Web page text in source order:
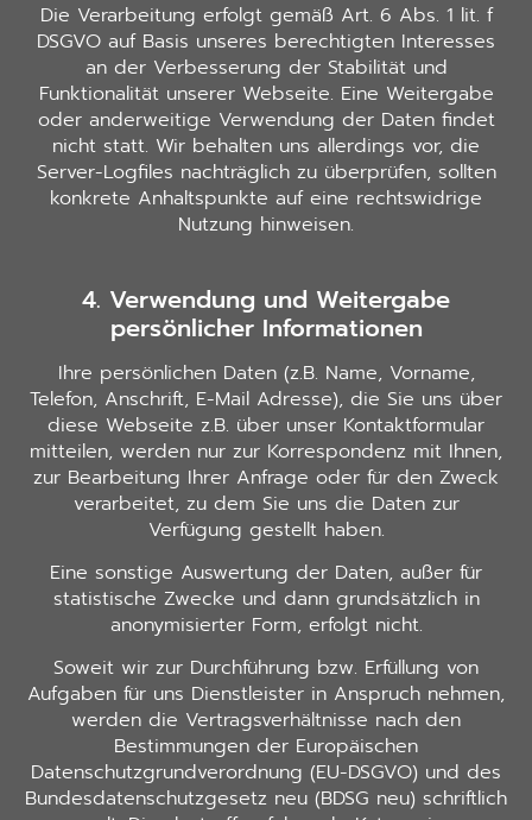
Die Verarbeitung erfolgt gemäß Art. 6 Abs. 1 lit. f
DSGVO auf Basis unseres berechtigten Interesses
an der Verbesserung der Stabilität und
Funktionalität unserer Webseite. Eine Weitergabe
oder anderweitige Verwendung der Daten findet
nicht statt. Wir behalten uns allerdings vor, die
Server-Logfiles nachträglich zu überprüfen, sollten
konkrete Anhaltspunkte auf eine rechtswidrige
Nutzung hinweisen.
4. Verwendung und Weitergabe
persönlicher Informationen
Ihre persönlichen Daten (z.B. Name, Vorname,
Telefon, Anschrift, E-Mail Adresse), die Sie uns über
diese Webseite z.B. über unser Kontaktformular
mitteilen, werden nur zur Korrespondenz mit Ihnen,
zur Bearbeitung Ihrer Anfrage oder für den Zweck
verarbeitet, zu dem Sie uns die Daten zur
Verfügung gestellt haben.
Eine sonstige Auswertung der Daten, außer für
statistische Zwecke und dann grundsätzlich in
anonymisierter Form, erfolgt nicht.
Soweit wir zur Durchführung bzw. Erfüllung von
Aufgaben für uns Dienstleister in Anspruch nehmen,
werden die Vertragsverhältnisse nach den
Bestimmungen der Europäischen
Datenschutzgrundverordnung (EU-DSGVO) und des
Bundesdatenschutzgesetz neu (BDSG neu) schriftlich